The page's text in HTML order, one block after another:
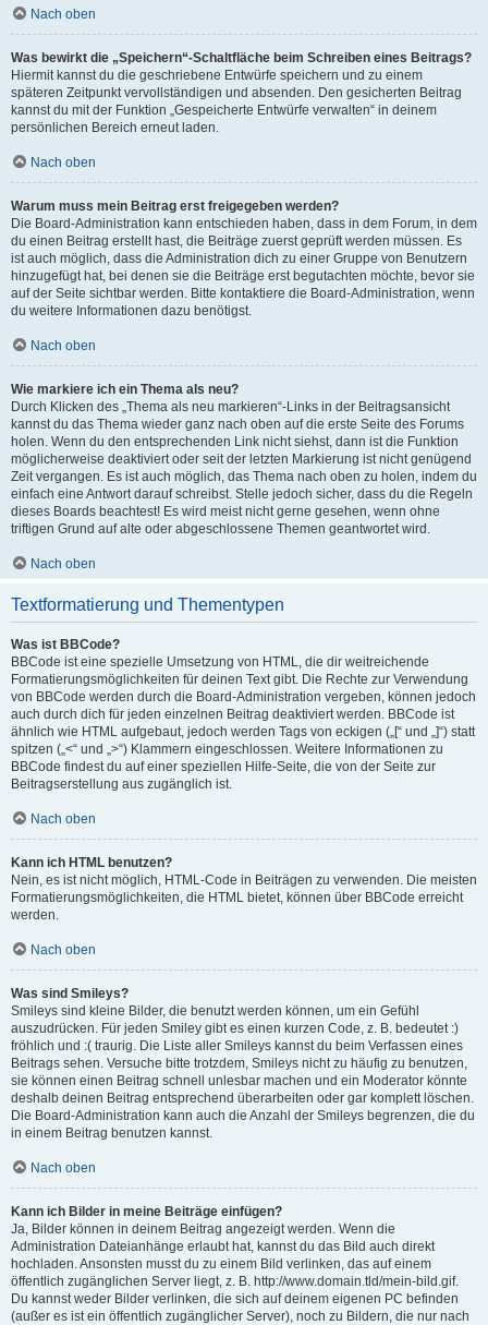
Nach oben
Was bewirkt die „Speichern“-Schaltfläche beim Schreiben eines Beitrags?
Hiermit kannst du die geschriebene Entwürfe speichern und zu einem
späteren Zeitpunkt vervollständigen und absenden. Den gesicherten Beitrag
kannst du mit der Funktion „Gespeicherte Entwürfe verwalten“ in deinem
persönlichen Bereich erneut laden.
Nach oben
Warum muss mein Beitrag erst freigegeben werden?
Die Board-Administration kann entschieden haben, dass in dem Forum, in dem
du einen Beitrag erstellt hast, die Beiträge zuerst geprüft werden müssen. Es
ist auch möglich, dass die Administration dich zu einer Gruppe von Benutzern
hinzugefügt hat, bei denen sie die Beiträge erst begutachten möchte, bevor sie
auf der Seite sichtbar werden. Bitte kontaktiere die Board-Administration, wenn
du weitere Informationen dazu benötigst.
Nach oben
Wie markiere ich ein Thema als neu?
Durch Klicken des „Thema als neu markieren“-Links in der Beitragsansicht
kannst du das Thema wieder ganz nach oben auf die erste Seite des Forums
holen. Wenn du den entsprechenden Link nicht siehst, dann ist die Funktion
möglicherweise deaktiviert oder seit der letzten Markierung ist nicht genügend
Zeit vergangen. Es ist auch möglich, das Thema nach oben zu holen, indem du
einfach eine Antwort darauf schreibst. Stelle jedoch sicher, dass du die Regeln
dieses Boards beachtest! Es wird meist nicht gerne gesehen, wenn ohne
triftigen Grund auf alte oder abgeschlossene Themen geantwortet wird.
Nach oben
Textformatierung und Thementypen
Was ist BBCode?
BBCode ist eine spezielle Umsetzung von HTML, die dir weitreichende
Formatierungsmöglichkeiten für deinen Text gibt. Die Rechte zur Verwendung
von BBCode werden durch die Board-Administration vergeben, können jedoch
auch durch dich für jeden einzelnen Beitrag deaktiviert werden. BBCode ist
ähnlich wie HTML aufgebaut, jedoch werden Tags von eckigen („[“ und „]“) statt
spitzen („<“ und „>“) Klammern eingeschlossen. Weitere Informationen zu
BBCode findest du auf einer speziellen Hilfe-Seite, die von der Seite zur
Beitragserstellung aus zugänglich ist.
Nach oben
Kann ich HTML benutzen?
Nein, es ist nicht möglich, HTML-Code in Beiträgen zu verwenden. Die meisten
Formatierungsmöglichkeiten, die HTML bietet, können über BBCode erreicht
werden.
Nach oben
Was sind Smileys?
Smileys sind kleine Bilder, die benutzt werden können, um ein Gefühl
auszudrücken. Für jeden Smiley gibt es einen kurzen Code, z. B. bedeutet :)
fröhlich und :( traurig. Die Liste aller Smileys kannst du beim Verfassen eines
Beitrags sehen. Versuche bitte trotzdem, Smileys nicht zu häufig zu benutzen,
sie können einen Beitrag schnell unlesbar machen und ein Moderator könnte
deshalb deinen Beitrag entsprechend überarbeiten oder gar komplett löschen.
Die Board-Administration kann auch die Anzahl der Smileys begrenzen, die du
in einem Beitrag benutzen kannst.
Nach oben
Kann ich Bilder in meine Beiträge einfügen?
Ja, Bilder können in deinem Beitrag angezeigt werden. Wenn die
Administration Dateianhänge erlaubt hat, kannst du das Bild auch direkt
hochladen. Ansonsten musst du zu einem Bild verlinken, das auf einem
öffentlich zugänglichen Server liegt, z. B. http://www.domain.tld/mein-bild.gif.
Du kannst weder Bilder verlinken, die sich auf deinem eigenen PC befinden
(außer es ist ein öffentlich zugänglicher Server), noch zu Bildern, die nur nach